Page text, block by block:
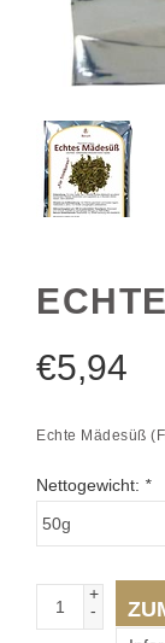
€5,94
Echte Mädesüß
Nettogewicht: *
+
-